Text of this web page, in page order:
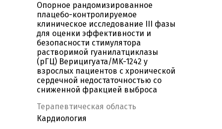
Опорное рандомизированное
плацебо-контролируемое
клиническое исследование III фазы
для оценки эффективности и
безопасности стимулятора
растворимой гуанилатциклазы
(рГЦ) Верицигуата/MK-1242 у
взрослых пациентов с хронической
сердечной недостаточностью со
сниженной фракцией выброса
Терапевтическая область
Кардиология